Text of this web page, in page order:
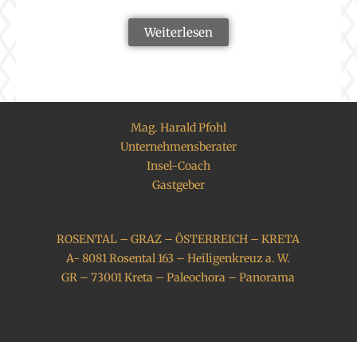
Weiterlesen
Mag. Harald Pfohl
Unternehmensberater
Insel-Coach
Gastgeber
ROSENTAL – GRAZ – ÖSTERREICH – KRETA
A- 8081 Rosental 163 – Heiligenkreuz a. W.
GR – 73001 Kreta – Paleochora – Panorama